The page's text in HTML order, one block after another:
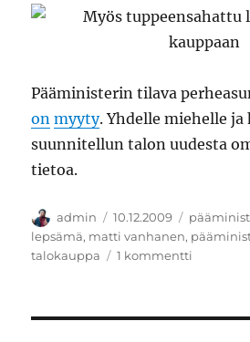
Pääministerin tilava
on myyty. Yhdelle miehelle
suunnitellun talon uudesta
tietoa.
Kirjoittaja
admin Julkaistu
10.12.2009
lepsämä, matti vanhanen,
talokauppa
1 kommentti